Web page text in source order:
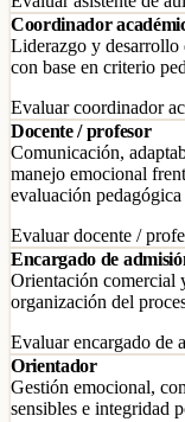
Coordinador
Liderazgo y desarrollo
con base en criterio
Evaluar coordinador
Docente / profesor
Comunicación,
manejo emocional
evaluación
Evaluar docente /
Encargado de
Orientación comercial
organización del
Evaluar encargado de
Orientador
Gestión emocional,
sensibles e integridad